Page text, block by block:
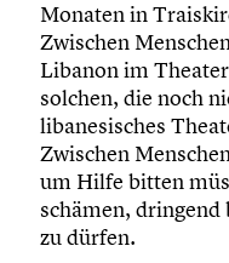
Monaten in
Zwischen
Libanon im
solchen, die noch
libanesisches
Zwischen
um Hilfe bitten
schämen,
zu dürfen.